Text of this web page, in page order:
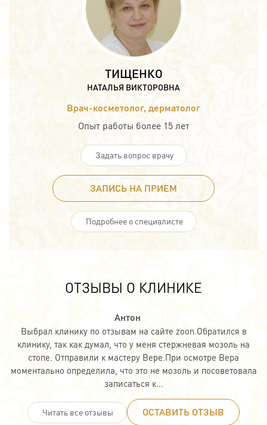
ТИЩЕНКО
НАТАЛЬЯ ВИКТОРОВНА
Врач-косметолог, дерматолог
Опыт работы более 15 лет
Задать вопрос врачу
ЗАПИСЬ НА ПРИЕМ
Подробнее о специалисте
ОТЗЫВЫ О КЛИНИКЕ
Антон
Выбрал клинику по отзывам на сайте zoon.Обратился в
клинику, так как думал, что у меня стержневая мозоль на
стопе. Отправили к мастеру Вере.При осмотре Вера
моментально определила, что это не мозоль и посоветовала
записаться к...
Читать все отзывы ОСТАВИТЬ ОТЗЫВ